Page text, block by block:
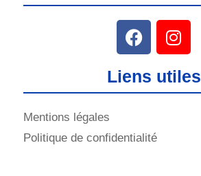
Liens utiles
Mentions légales
Politique de confidentialité